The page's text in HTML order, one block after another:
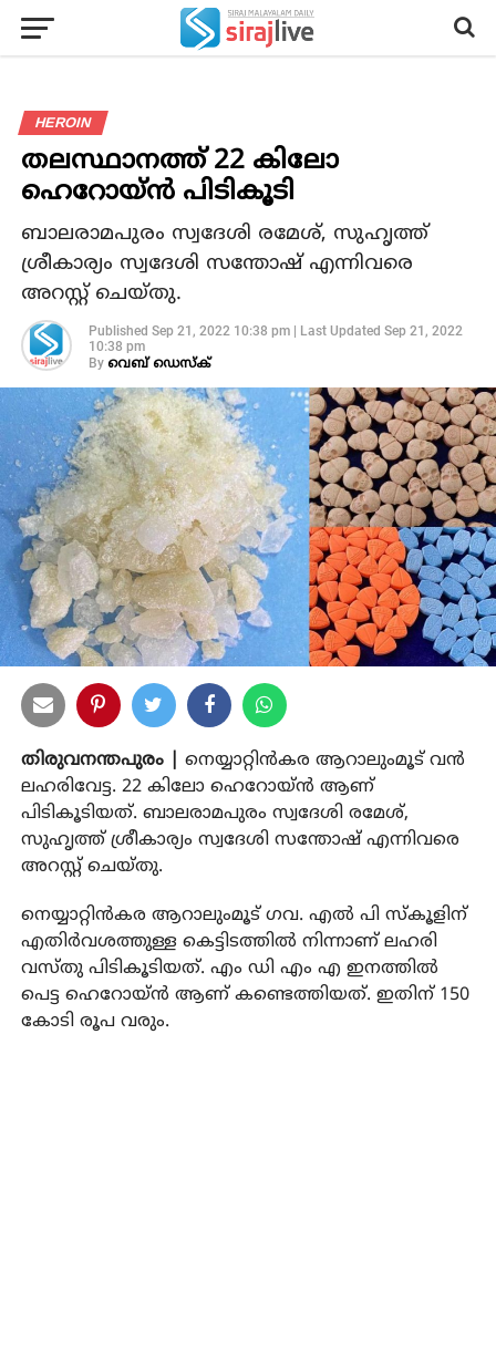
HEROIN
തലസ്ഥാനത്ത് 22 കിലോ
ഹെറോയ്ന്‍ പിടികൂടി
ബാലരാമപുരം സ്വദേശി രമേശ്, സുഹൃത്ത്
ശ്രീകാര്യം സ്വദേശി സന്തോഷ് എന്നിവരെ
അറസ്റ്റ് ചെയ്തു.
Published Sep 21, 2022 10:38 pm| Last Updated Sep 21, 2022
10:38 pm
By വെബ് ഡെസ്‌ക്
തിരുവനന്തപുരം |
നെയ്യാറ്റിന്‍കര ആറാലുംമൂട് വന്‍
ലഹരിവേട്ട. 22 കിലോ ഹെറോയ്ന്‍ ആണ്
പിടികൂടിയത്. ബാലരാമപുരം സ്വദേശി രമേശ്,
സുഹൃത്ത് ശ്രീകാര്യം സ്വദേശി സന്തോഷ് എന്നിവരെ
അറസ്റ്റ് ചെയ്തു.
നെയ്യാറ്റിന്‍കര ആറാലുംമൂട് ഗവ. എല്‍ പി സ്‌കൂളിന്
എതിര്‍വശത്തുള്ള കെട്ടിടത്തില്‍ നിന്നാണ് ലഹരി
വസ്തു പിടികൂടിയത്. എം ഡി എം എ ഇനത്തില്‍
പെട്ട ഹെറോയ്ന്‍ ആണ് കണ്ടെത്തിയത്. ഇതിന് 150
കോടി രൂപ വരും.